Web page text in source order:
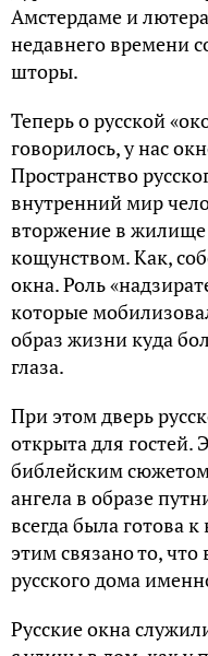
Амстердаме и
недавнего времени
шторы.
Теперь о русской
говорилось, у нас
Пространство
внутренний мир
вторжение в жилище
кощунством. Как,
окна. Роль
которые
образ жизни куда
глаза.
При этом дверь
открыта для гостей.
библейским
ангела в образе
всегда была готова
этим связано то,
русского дома
Русские окна